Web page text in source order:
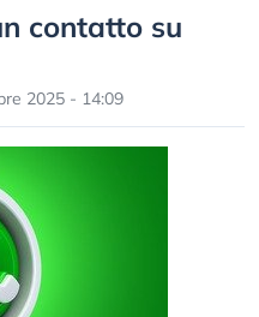
contatto su
2025 - 14:09